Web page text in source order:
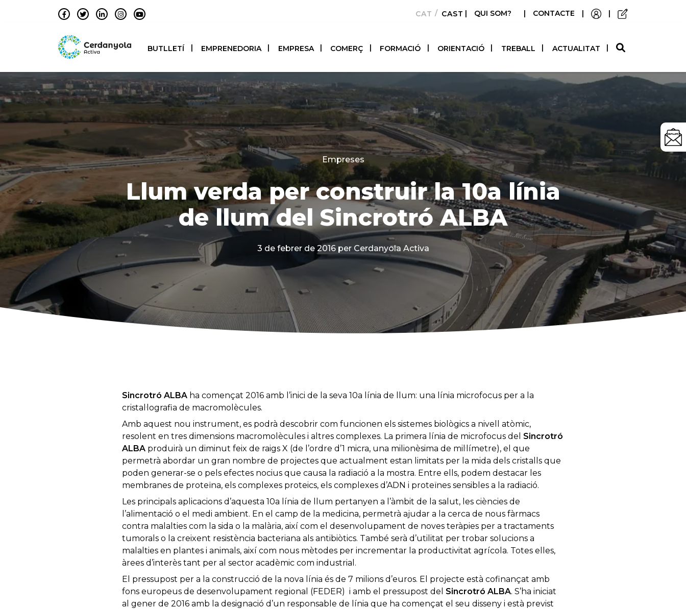
CATALÀCASTELLANO
| QUI SOM? | CONTACTE | |
BUTLLETÍ EMPRENEDORIA EMPRESA COMERÇ FORMACIÓ ORIENTACIÓ TREBALL ACTUALITAT
Categories
Empreses
Llum verda per construir la 10a línia
de llum del Sincrotró ALBA
3 de febrer de 2016 per Cerdanyola Activa
Sincrotró ALBA ha començat 2016 amb l’inici de la seva 10a línia de llum: una línia microfocus per a la
cristal·lografia de macromolècules.
Amb aquest nou instrument, es podrà descobrir com funcionen els sistemes biològics a nivell atòmic,
resolent en tres dimensions macromolècules i altres complexes. La primera línia de microfocus del Sincrotró
ALBA produirà un diminut feix de raigs X (de l’ordre d’1 micra, una milionèsima de mil·límetre), el que
permetrà abordar un gran nombre de projectes que actualment estan limitats per la mida dels cristalls que
poden generar-se o pels efectes nocius que causa la radiació a la mostra. Entre ells, podem destacar les
membranes de proteïna, els complexes proteics, els complexes d’ADN i proteïnes sensibles a la radiació.
Les principals aplicacions d’aquesta 10a línia de llum pertanyen a l’àmbit de la salut, les ciències de
l’alimentació o el medi ambient. En el camp de la medicina, permetrà ajudar a la cerca de nous fàrmacs
contra malalties com la sida o la malària, així com el desenvolupament de noves teràpies per a tractaments
tumorals o la creixent resistència bacteriana als antibiòtics. També serà d’utilitat per trobar solucions a
malalties en plantes i animals, així com nous mètodes per incrementar la productivitat agrícola. Totes elles,
àrees d’interès tant per al sector acadèmic com industrial.
El pressupost per a la construcció de la nova línia és de 7 milions d’euros. El projecte està cofinançat amb
fons europeus de desenvolupament regional (FEDER) i amb el pressupost del Sincrotró ALBA. S’ha iniciat
al gener de 2016 amb la designació d’un responsable de línia que ha començat el seu disseny i està previst